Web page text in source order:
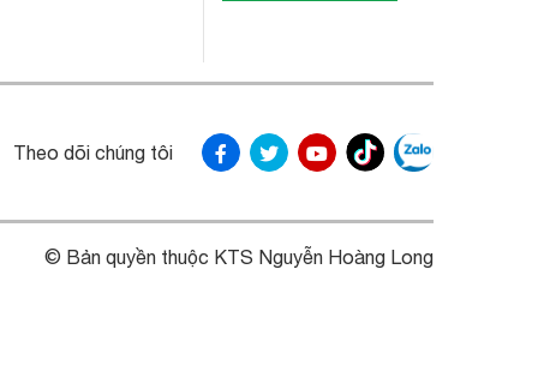
Theo dõi chúng tôi
© Bản quyền thuộc KTS Nguyễn Hoàng Long